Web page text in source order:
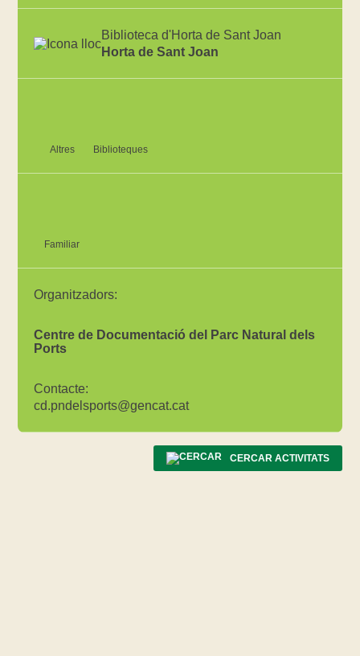
Biblioteca d'Horta de Sant Joan
Horta de Sant Joan
Altres Biblioteques
Familiar
Organitzadors:
Centre de Documentació del Parc Natural dels
Ports
Contacte:
cd.pndelsports@gencat.cat
CERCAR ACTIVITATS